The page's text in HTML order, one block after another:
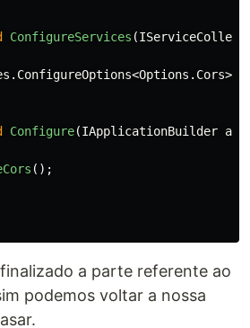
ConfigureServices (
. ConfigureOptions<Options . Cors
Configure(IApplicationBuilder app
();
a parte referente ao
podemos voltar a nossa